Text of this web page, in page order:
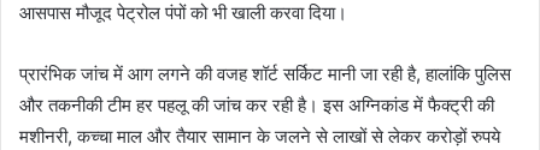
आसपास मौजूद पेट्रोल पंपों को भी खाली करवा दिया।
प्रारंभिक जांच में आग लगने की वजह शॉर्ट सर्किट मानी जा रही है, हालांकि पुलिस
और तकनीकी टीम हर पहलू की जांच कर रही है। इस अग्निकांड में फैक्ट्री की
मशीनरी, कच्चा माल और तैयार सामान के जलने से लाखों से लेकर करोड़ों रुपये